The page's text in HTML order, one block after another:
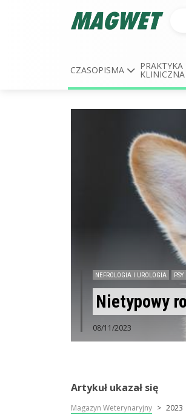
CZASOPISMA PRAKTYKA
KLINICZNA
NEFROLOGIA I UROLOGIA PSY
Nietypowy
08/11/2023
Artykuł ukazał się
Magazyn Weterynaryjny 2023